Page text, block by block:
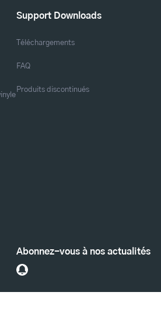
Support Downloads
Téléchargements
FAQ
Produits discontinués
Abonnez-vous à nos actualités